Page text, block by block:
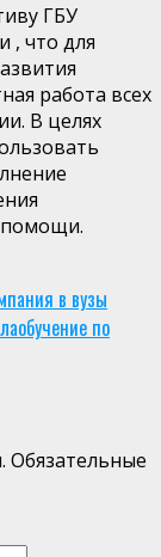
ГБУ
, что для
работа всех
В целях
помощи.
в вузы
по
Обязательные